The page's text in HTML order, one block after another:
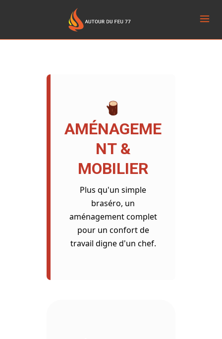
AMÉNAGEME
NT &
MOBILIER
Plus qu'un simple
braséro, un
aménagement complet
pour un confort de
travail digne d'un chef.